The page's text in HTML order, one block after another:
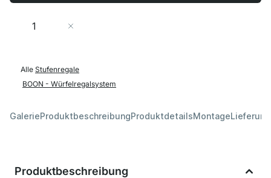
Menge
Alle Stufenregale
BOON - Würfelregalsystem
GalerieProduktbeschreibungProduktdetailsMontage
Produktbeschreibung